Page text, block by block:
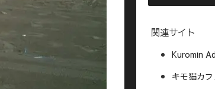
関連サイト
Kuromin
キモ猫カフ